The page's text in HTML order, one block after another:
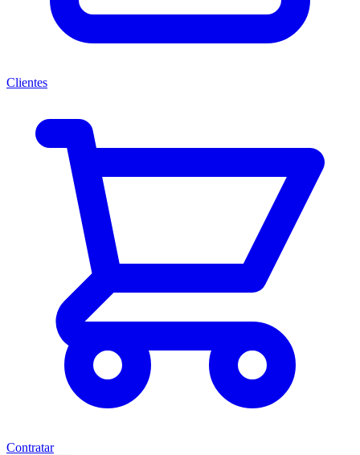
Clientes
Contratar